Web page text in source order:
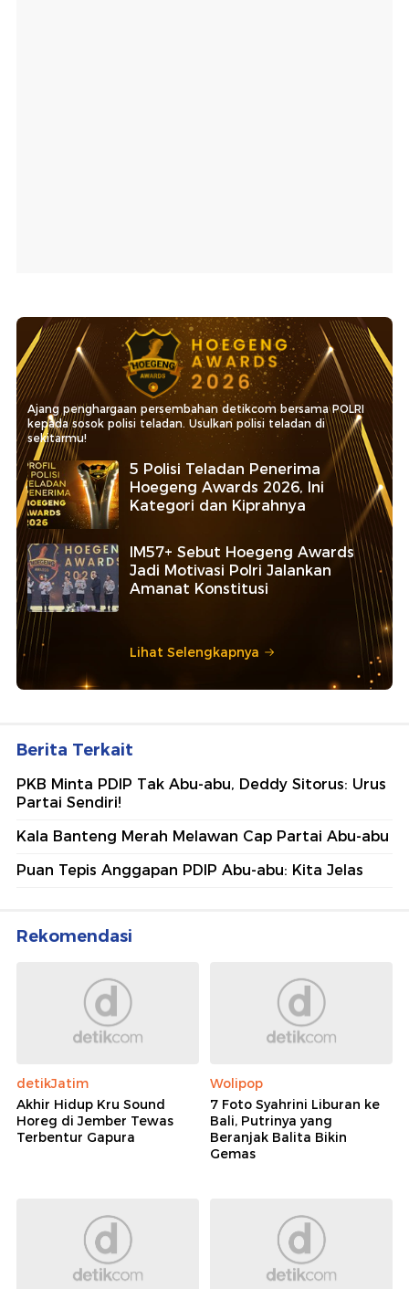
Ajang penghargaan persembahan detikcom bersama POLRI
kepada sosok polisi teladan. Usulkan polisi teladan di
sekitarmu!
5 Polisi Teladan Penerima
Hoegeng Awards 2026, Ini
Kategori dan Kiprahnya
IM57+ Sebut Hoegeng Awards
Jadi Motivasi Polri Jalankan
Amanat Konstitusi
Lihat Selengkapnya
Berita Terkait
PKB Minta PDIP Tak Abu-abu, Deddy Sitorus: Urus
Partai Sendiri!
Kala Banteng Merah Melawan Cap Partai Abu-abu
Puan Tepis Anggapan PDIP Abu-abu: Kita Jelas
Rekomendasi
detikJatim
Akhir Hidup Kru Sound
Horeg di Jember Tewas
Terbentur Gapura
Wolipop
7 Foto Syahrini Liburan ke
Bali, Putrinya yang
Beranjak Balita Bikin
Gemas